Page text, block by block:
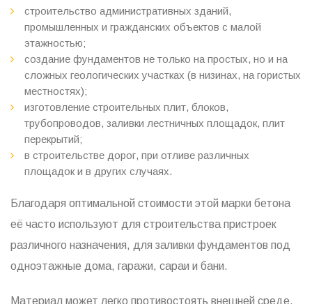
строительство административных зданий,
промышленных и гражданских объектов с малой
этажностью;
создание фундаментов не только на простых, но и на
сложных геологических участках (в низинах, на гористых
местностях);
изготовление строительных плит, блоков,
трубопроводов, заливки лестничных площадок, плит
перекрытий;
в строительстве дорог, при отливе различных
площадок и в других случаях.
Благодаря оптимальной стоимости этой марки бетона
её часто используют для строительства пристроек
различного назначения, для заливки фундаментов под
одноэтажные дома, гаражи, сараи и бани.
Материал может легко противостоять внешней среде,